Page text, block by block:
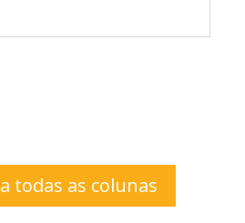
todas as colunas